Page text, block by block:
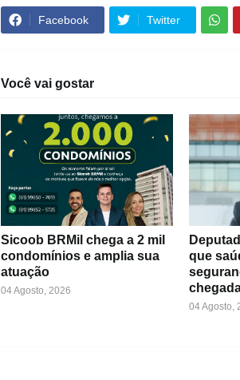
Facebook Twitter
Você vai gostar
Sicoob BRMil chega a 2 mil
condomínios e amplia sua
atuação
04 Agosto, 2026
que
04 Agosto,